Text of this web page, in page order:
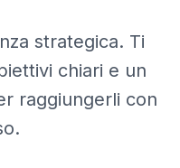
strategica. Ti
chiari e un
raggiungerli con